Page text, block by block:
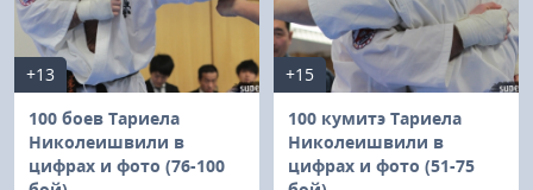
+13
100 боев Тариела
Николеишвили в
цифрах и фото (76-100
+15
100 кумитэ Тариела
Николеишвили в
цифрах и фото (51-75